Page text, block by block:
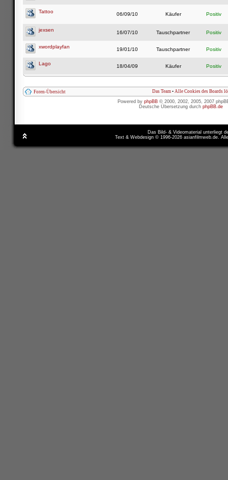
Tattoo 06/09/10 Käufer Positiv
jexsen 16/07/10 Tauschpartner Positiv
xwordplayfan 19/01/10 Tauschpartner Positiv
Lago 18/04/09 Käufer Positiv
Foren-Übersicht Das Team • Alle Cookies des Boards
Powered by phpBB © 2000, 2002, 2005, 2007
Deutsche Übersetzung durch phpBB.de
Das Bild- & Videomaterial unterliegt
Text & Webdesign © 1996-2026 asianfilmweb.de.